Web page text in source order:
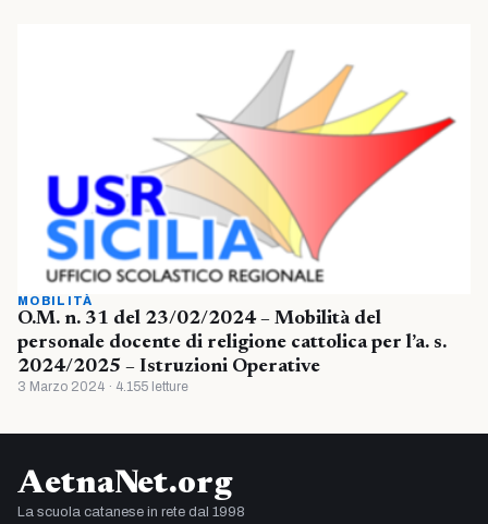
MOBILITÀ
O.M. n. 31 del 23/02/2024 – Mobilità del
personale docente di religione cattolica per l’a. s.
2024/2025 – Istruzioni Operative
3 Marzo 2024 · 4.155 letture
AetnaNet.org
La scuola catanese in rete dal 1998